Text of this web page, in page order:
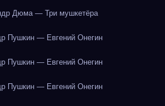
Дюма — Три мушкетёра
Пушкин — Евгений Онегин
Пушкин — Евгений Онегин
Пушкин — Евгений Онегин